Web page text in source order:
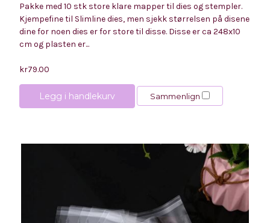
Pakke med 10 stk store klare mapper til dies og stempler.
Kjempefine til Slimline dies, men sjekk størrelsen på disene
dine for noen dies er for store til disse. Disse er ca 248x10
cm og plasten er...
kr79.00
Legg i handlekurv Sammenlign